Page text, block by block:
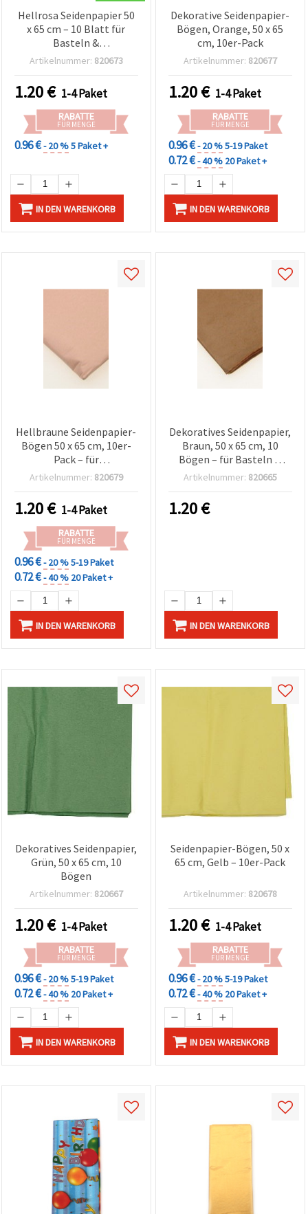
Hellrosa Seidenpapier 50
x 65 cm – 10 Blatt für
Basteln &
Geschenkverpackung
Artikelnummer: 820673
1.20€ 1-4 Paket
RABATTE
FÜR MENGE
0.96 €- 20 %5 Paket +
IN DEN WARENKORB
Dekorative Seidenpapier-
Bögen, Orange, 50 x 65
cm, 10er-Pack
Artikelnummer: 820677
1.20€ 1-4 Paket
RABATTE
FÜR MENGE
0.96 €- 20 %5-19 Paket
0.72 €- 40 % 20 Paket +
IN DEN WARENKORB
Hellbraune Seidenpapier-
Bögen 50 x 65 cm, 10er-
Pack – für
Geschenkverpackung,
& Partydeko
Artikelnummer: 820679
1.20€ 1-4 Paket
RABATTE
FÜR MENGE
0.96 €- 20 %5-19 Paket
0.72 €- 40 % 20 Paket +
IN DEN WARENKORB
Dekoratives Seidenpapier,
Braun, 50 x 65 cm, 10
Bögen – für Basteln &
Geschenkverpackung
Artikelnummer: 820665
1.20€
IN DEN WARENKORB
Dekoratives Seidenpapier,
Grün, 50 x 65 cm, 10
Bögen
Artikelnummer: 820667
1.20€ 1-4 Paket
RABATTE
FÜR MENGE
0.96 €- 20 %5-19 Paket
0.72 €- 40 % 20 Paket +
IN DEN WARENKORB
Seidenpapier-Bögen, 50 x
65 cm, Gelb – 10er-Pack
Artikelnummer: 820678
1.20€ 1-4 Paket
RABATTE
FÜR MENGE
0.96 €- 20 %5-19 Paket
0.72 €- 40 % 20 Paket +
IN DEN WARENKORB